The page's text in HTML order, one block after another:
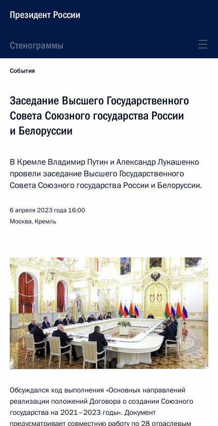
Президент России
Стенограммы
События
Заседание Высшего Государственного
Совета Союзного государства России
и Белоруссии
В Кремле Владимир Путин и Александр Лукашенко
провели заседание Высшего Государственного
Совета Союзного государства России и Белоруссии.
6 апреля 2023 года 16:00
Москва, Кремль
Обсуждался ход выполнения «Основных направлений
реализации положений Договора о создании Союзного
государства на 2021–2023 годы». Документ
предусматривает совместную работу по 28 отраслевым